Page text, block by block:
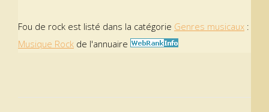
Fou de rock est listé dans la catégorie Genres musicaux :
Musique Rock de l'annuaire